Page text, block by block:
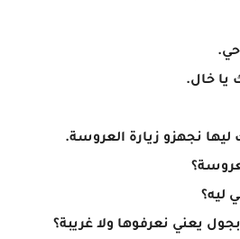
يا خال.
ليها نجهزو زيارة العروسة.
ليه؟
يعني نعرفوها ولا غريبة؟